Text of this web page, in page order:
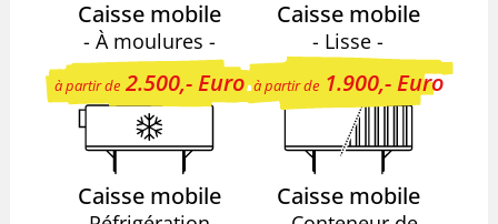
Caisse mobile
- À moulures -
à partir de2.500,- Euro
Caisse mobile
- Lisse -
à partir de1.900,- Euro
Caisse mobile Caisse mobile